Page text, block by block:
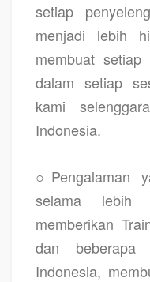
setiap
menjadi lebih
membuat
dalam setiap
kami
Indonesia.
○Pengalaman
selama
memberikan
dan beberapa
Indonesia,